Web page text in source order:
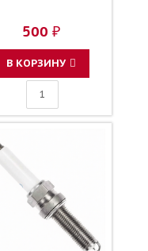
500 ₽
В КОРЗИНУ